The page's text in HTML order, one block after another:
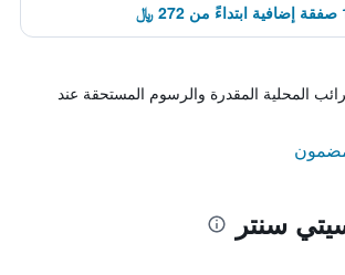
﷼
المحلية المقدرة والرسوم المستحقة عند
سنتر